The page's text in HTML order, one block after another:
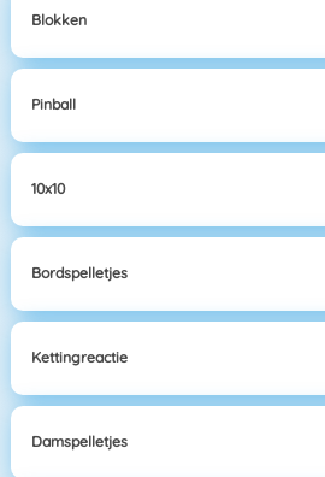
Blokken
Pinball
10x10
Bordspelletjes
Kettingreactie
Damspelletjes